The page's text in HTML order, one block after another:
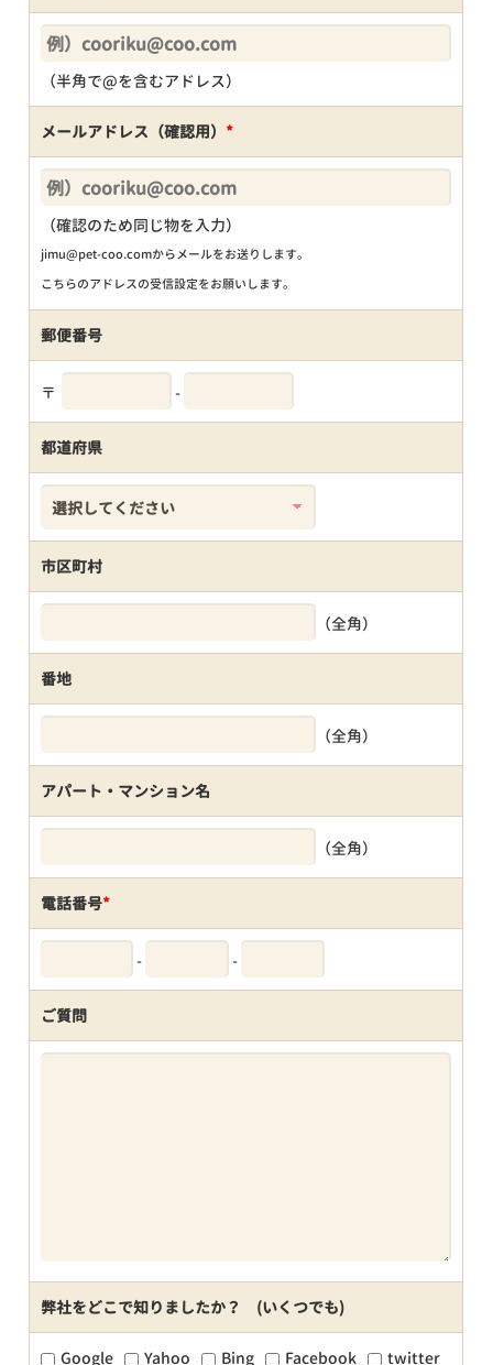
（半角で@を含むアドレス）
メールアドレス（確認用） *
（確認のため同じ物を入力）
jimu@pet-coo.comからメールをお送りします。
こちらのアドレスの受信設定をお願いします。
郵便番号
〒 -
都道府県
市区町村
（全角）
番地
（全角）
アパート・マンション名
（全角）
電話番号*
- -
ご質問
弊社をどこで知りましたか？ (いくつでも)
Google Yahoo Bing Facebook
twitter